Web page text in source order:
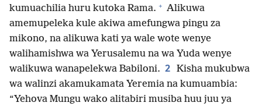
kumuachilia huru kutoka Rama. + Alikuwa
amemupeleka kule akiwa amefungwa pingu za
mikono, na alikuwa kati ya wale wote wenye
walihamishwa wa Yerusalemu na wa Yuda wenye
walikuwa wanapelekwa Babiloni. 2 Kisha mukubwa
wa walinzi akamukamata Yeremia na kumuambia:
“Yehova Mungu wako alitabiri musiba huu juu ya